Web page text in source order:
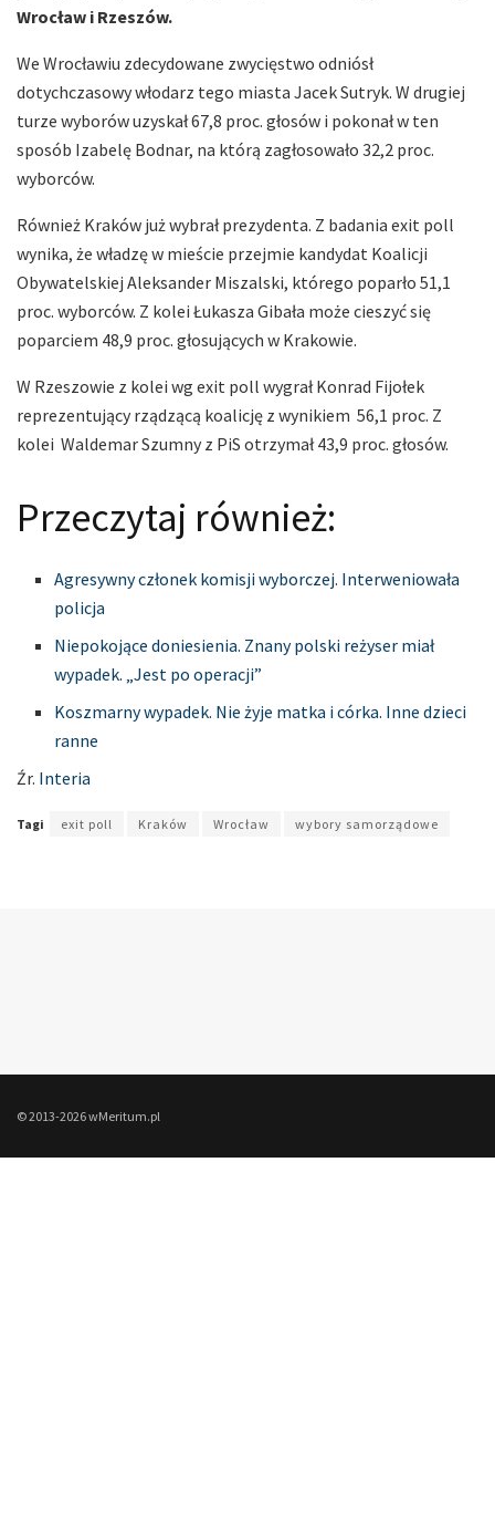
Wrocław i Rzeszów.
We Wrocławiu zdecydowane zwycięstwo odniósł
dotychczasowy włodarz tego miasta Jacek Sutryk. W drugiej
turze wyborów uzyskał 67,8 proc. głosów i pokonał w ten
sposób Izabelę Bodnar, na którą zagłosowało 32,2 proc.
wyborców.
Również Kraków już wybrał prezydenta. Z badania exit poll
wynika, że władzę w mieście przejmie kandydat Koalicji
Obywatelskiej Aleksander Miszalski, którego poparło 51,1
proc. wyborców. Z kolei Łukasza Gibała może cieszyć się
poparciem 48,9 proc. głosujących w Krakowie.
W Rzeszowie z kolei wg exit poll wygrał Konrad Fijołek
reprezentujący rządzącą koalicję z wynikiem 56,1 proc. Z
kolei Waldemar Szumny z PiS otrzymał 43,9 proc. głosów.
Przeczytaj również:
Agresywny członek komisji wyborczej. Interweniowała
policja
Niepokojące doniesienia. Znany polski reżyser miał
wypadek. „Jest po operacji”
Koszmarny wypadek. Nie żyje matka i córka. Inne dzieci
ranne
Źr. Interia
Tagi exit poll Kraków Wrocław wybory samorządowe
© 2013-2026 wMeritum.pl